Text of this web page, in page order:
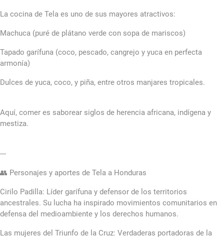
La cocina de Tela es uno de sus mayores atractivos:
Machuca (puré de plátano verde con sopa de mariscos)
Tapado garífuna (coco, pescado, cangrejo y yuca en perfecta
armonía)
Dulces de yuca, coco, y piña, entre otros manjares tropicales.
Aquí, comer es saborear siglos de herencia africana, indígena y
mestiza.
---
👥 Personajes y aportes de Tela a Honduras
Cirilo Padilla: Líder garífuna y defensor de los territorios
ancestrales. Su lucha ha inspirado movimientos comunitarios en
defensa del medioambiente y los derechos humanos.
Las mujeres del Triunfo de la Cruz: Verdaderas portadoras de la